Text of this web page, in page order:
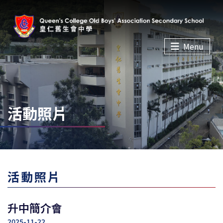
Menu
活動照片
活動照片
升中簡介會